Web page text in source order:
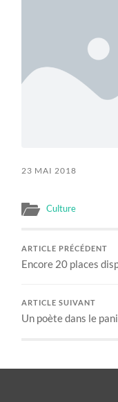
23 MAI 2018
Culture
ARTICLE PRÉCÉDENT
Encore 20 places
ARTICLE SUIVANT
Un poète dans le